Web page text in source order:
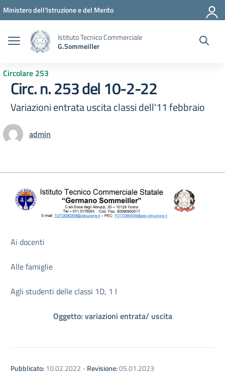
Vai ai contenuti
Vai al menu di navigazione
Vai al footer
Ministero dell'Istruzione e del Merito
Istituto Tecnico Commerciale
G.Sommeiller
Circolare 253
Circ. n. 253 del 10-2-22
Variazioni entrata uscita classi dell'11 febbraio
admin
Ai docenti
Alle famiglie
Agli studenti delle classi 1D, 1 I
Oggetto: variazioni entrata/ uscita
Pubblicato:10.02.2022 -Revisione:05.01.2023